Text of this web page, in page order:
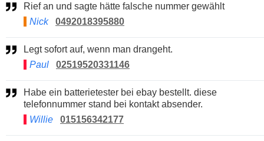
Rief an und sagte hätte falsche nummer gewählt
Nick
0492018395880
Legt sofort auf, wenn man drangeht.
Paul
02519520331146
Habe ein batterietester bei ebay bestellt. diese
telefonnummer stand bei kontakt absender.
Willie
015156342177